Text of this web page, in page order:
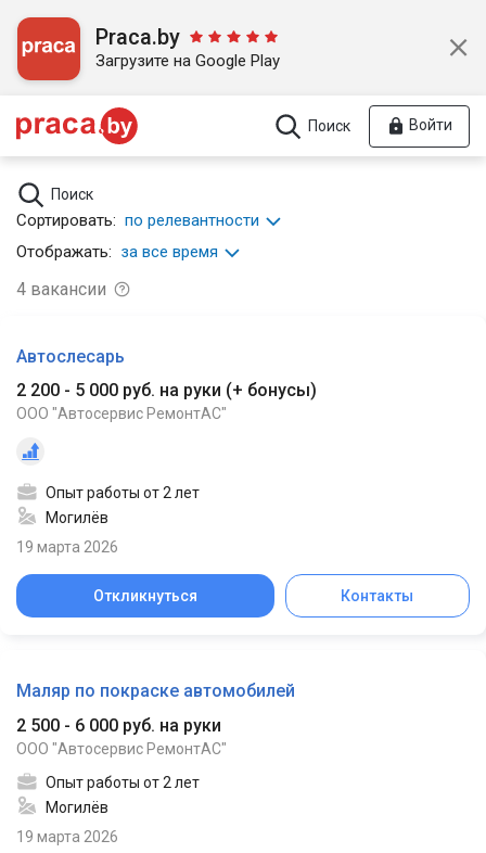
Praca.by
Загрузите на Google Play
Поиск Войти
Поиск
Сортировать: по релевантности
Отображать: за все время
4 вакансии
Автослесарь
2 200 - 5 000 руб. на руки (+ бонусы)
ООО "Автосервис РемонтАС"
Опыт работы от 2 лет
Могилёв
19 марта 2026
Откликнуться Контакты
Маляр по покраске автомобилей
2 500 - 6 000 руб. на руки
ООО "Автосервис РемонтАС"
Опыт работы от 2 лет
Могилёв
19 марта 2026